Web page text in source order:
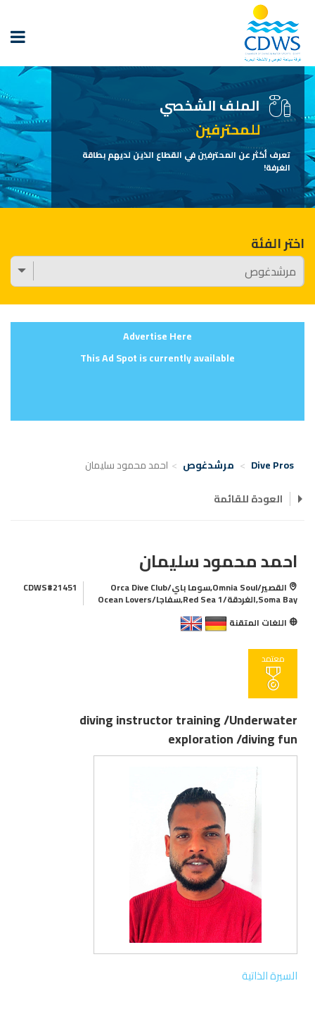
الملف الشخصي
للمحترفين
تعرف أكثر عن المحترفين في القطاع الذين لديهم بطاقة
الغرفة!
اختر الفئة
Advertise Here
This Ad Spot is currently available
Dive Pros مرشدغوص
احمد محمود سليمان
العودة للقائمة
احمد محمود سليمان
القصير/Omnia Soul,سوما باي/Orca Dive Club
Soma Bay,الغردقة/Red Sea 1,سفاجا/Ocean Lovers
CDWS#21451
اللغات المتقنة
معتمد
diving instructor training /Underwater
exploration /diving fun
السيرة الذاتية